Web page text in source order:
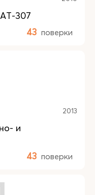
307
43 поверки
2013
и
43 поверки